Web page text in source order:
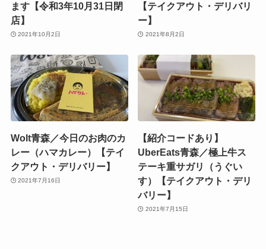
ます【令和3年10月31日閉
店】
2021年10月2日
【テイクアウト・デリバリ
ー】
2021年8月2日
Wolt青森／今日のお肉のカ
レー（ハマカレー）【テイ
クアウト・デリバリー】
2021年7月16日
【紹介コードあり】
UberEats青森／極上牛ス
テーキ重サガリ（うぐい
す）【テイクアウト・デリ
バリー】
2021年7月15日